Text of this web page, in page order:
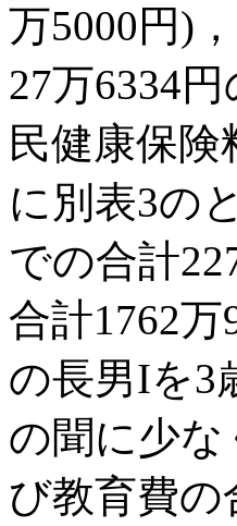
万5000円)
27万6334
民健康保
に別表3の
での合計
合計1762
の長男Iを3
の聞に少
び教育費